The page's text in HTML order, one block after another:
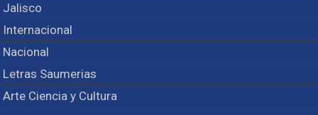
Jalisco
Internacional
Nacional
Letras Saumerias
Arte Ciencia y Cultura